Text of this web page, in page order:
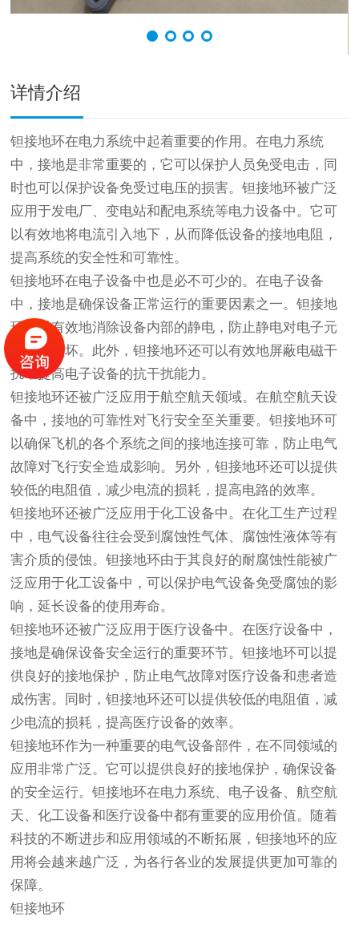
详情介绍
钽接地环在电力系统中起着重要的作用。在电力系统
中，接地是非常重要的，它可以保护人员免受电击，同
时也可以保护设备免受过电压的损害。钽接地环被广泛
应用于发电厂、变电站和配电系统等电力设备中。它可
以有效地将电流引入地下，从而降低设备的接地电阻，
提高系统的安全性和可靠性。
钽接地环在电子设备中也是必不可少的。在电子设备
中，接地是确保设备正常运行的重要因素之一。钽接地
环可以有效地消除设备内部的静电，防止静电对电子元
器件的损坏。此外，钽接地环还可以有效地屏蔽电磁干
扰，提高电子设备的抗干扰能力。
钽接地环还被广泛应用于航空航天领域。在航空航天设
备中，接地的可靠性对飞行安全至关重要。钽接地环可
以确保飞机的各个系统之间的接地连接可靠，防止电气
故障对飞行安全造成影响。另外，钽接地环还可以提供
较低的电阻值，减少电流的损耗，提高电路的效率。
钽接地环还被广泛应用于化工设备中。在化工生产过程
中，电气设备往往会受到腐蚀性气体、腐蚀性液体等有
害介质的侵蚀。钽接地环由于其良好的耐腐蚀性能被广
泛应用于化工设备中，可以保护电气设备免受腐蚀的影
响，延长设备的使用寿命。
钽接地环还被广泛应用于医疗设备中。在医疗设备中，
接地是确保设备安全运行的重要环节。钽接地环可以提
供良好的接地保护，防止电气故障对医疗设备和患者造
成伤害。同时，钽接地环还可以提供较低的电阻值，减
少电流的损耗，提高医疗设备的效率。
钽接地环作为一种重要的电气设备部件，在不同领域的
应用非常广泛。它可以提供良好的接地保护，确保设备
的安全运行。钽接地环在电力系统、电子设备、航空航
天、化工设备和医疗设备中都有重要的应用价值。随着
科技的不断进步和应用领域的不断拓展，钽接地环的应
用将会越来越广泛，为各行各业的发展提供更加可靠的
保障。
钽接地环